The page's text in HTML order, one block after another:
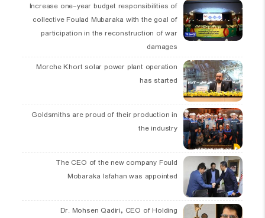
Increase one-year budget responsibilities of
collective Foulad Mubaraka with the goal of
participation in the reconstruction of war
damages
Morche Khort solar power plant operation
has started
Goldsmiths are proud of their production in
the industry
The CEO of the new company Fould
Mobaraka Isfahan was appointed
Dr. Mohsen Qadiri, CEO of Holding